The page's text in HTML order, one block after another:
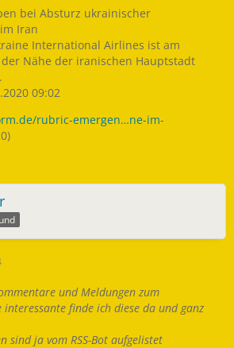
bei Absturz ukrainischer
Iran
International Airlines ist am
Nähe der iranischen Hauptstadt
09:02
rubric-emergen…ne-im-
und Meldungen zum
interessante finde ich diese da und ganz
sind ja vom RSS-Bot aufgelistet